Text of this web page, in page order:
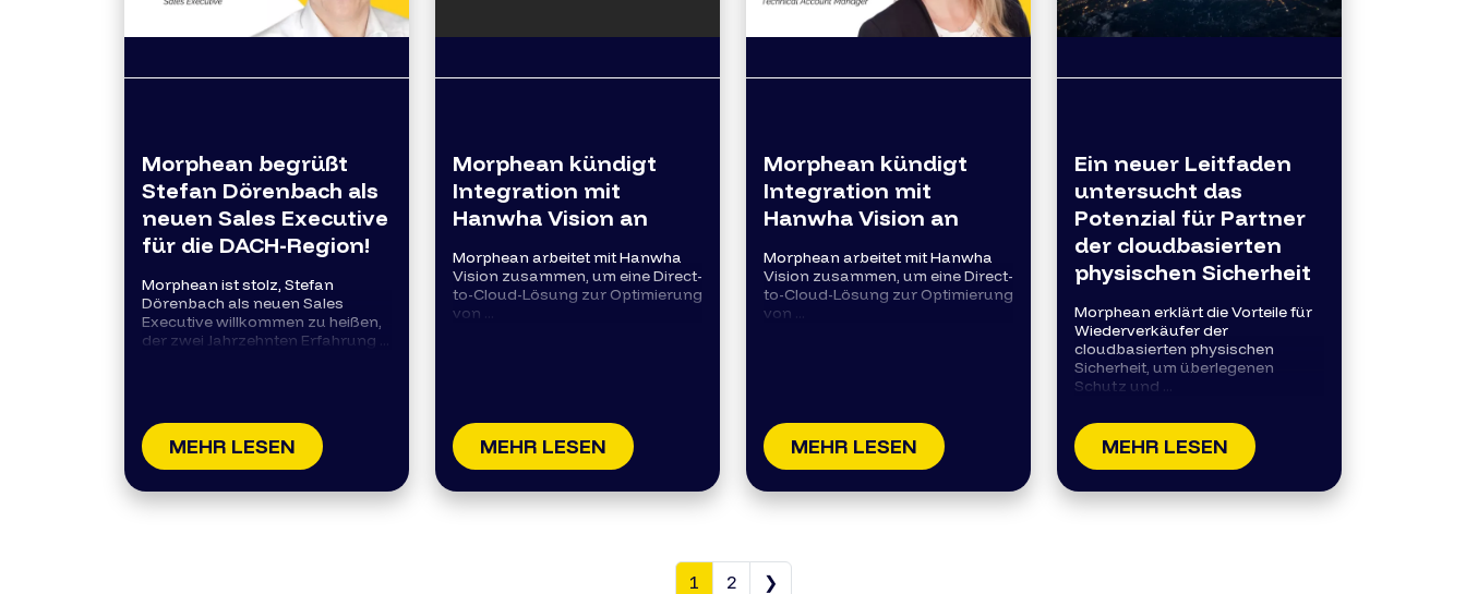
Morphean begrüßt
Stefan Dörenbach als
neuen Sales Executive
für die DACH-Region!
Morphean ist stolz, Stefan
Dörenbach als neuen Sales
Executive willkommen zu heißen,
der zwei Jahrzehnten Erfahrung ...
MEHR LESEN
Morphean kündigt
Integration mit
Hanwha Vision an
Morphean arbeitet mit Hanwha
Vision zusammen, um eine Direct-
to-Cloud-Lösung zur Optimierung
von ...
MEHR LESEN
Morphean kündigt
Integration mit
Hanwha Vision an
Morphean arbeitet mit Hanwha
Vision zusammen, um eine Direct-
to-Cloud-Lösung zur Optimierung
von ...
MEHR LESEN
Ein neuer Leitfaden
untersucht das
Potenzial für Partner
der cloudbasierten
physischen Sicherheit
Morphean erklärt die Vorteile für
Wiederverkäufer der
cloudbasierten physischen
Sicherheit, um überlegenen
Schutz und ...
MEHR LESEN
1 2 ❯